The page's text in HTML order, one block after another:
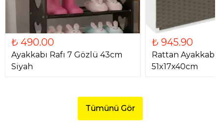
₺ 490.00
Ayakkabı Rafı 7 Gözlü 43cm
Siyah
₺ 945.90
Rattan
51x17x40cm
Tümünü Gör